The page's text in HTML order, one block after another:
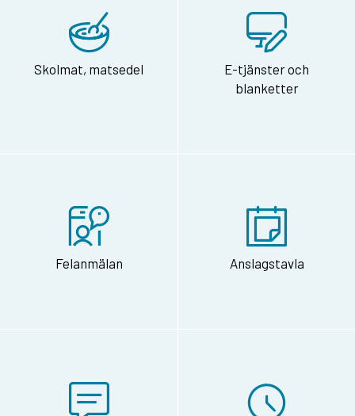
Skolmat, matsedel
E-tjänster och
blanketter
Felanmälan Anslagstavla